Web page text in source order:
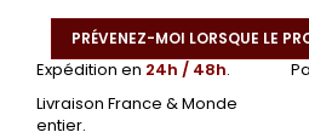
PRÉVENEZ-MOI LORSQUE LE
Expédition en 24h / 48h.
Livraison France & Monde
entier.